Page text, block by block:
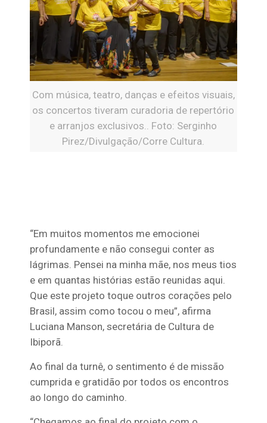
Com música, teatro, danças e efeitos visuais,
os concertos tiveram curadoria de repertório
e arranjos exclusivos.. Foto: Serginho
Pirez/Divulgação/Corre Cultura.
“Em muitos momentos me emocionei
profundamente e não consegui conter as
lágrimas. Pensei na minha mãe, nos meus tios
e em quantas histórias estão reunidas aqui.
Que este projeto toque outros corações pelo
Brasil, assim como tocou o meu”, afirma
Luciana Manson, secretária de Cultura de
Ibiporã.
Ao final da turnê, o sentimento é de missão
cumprida e gratidão por todos os encontros
ao longo do caminho.